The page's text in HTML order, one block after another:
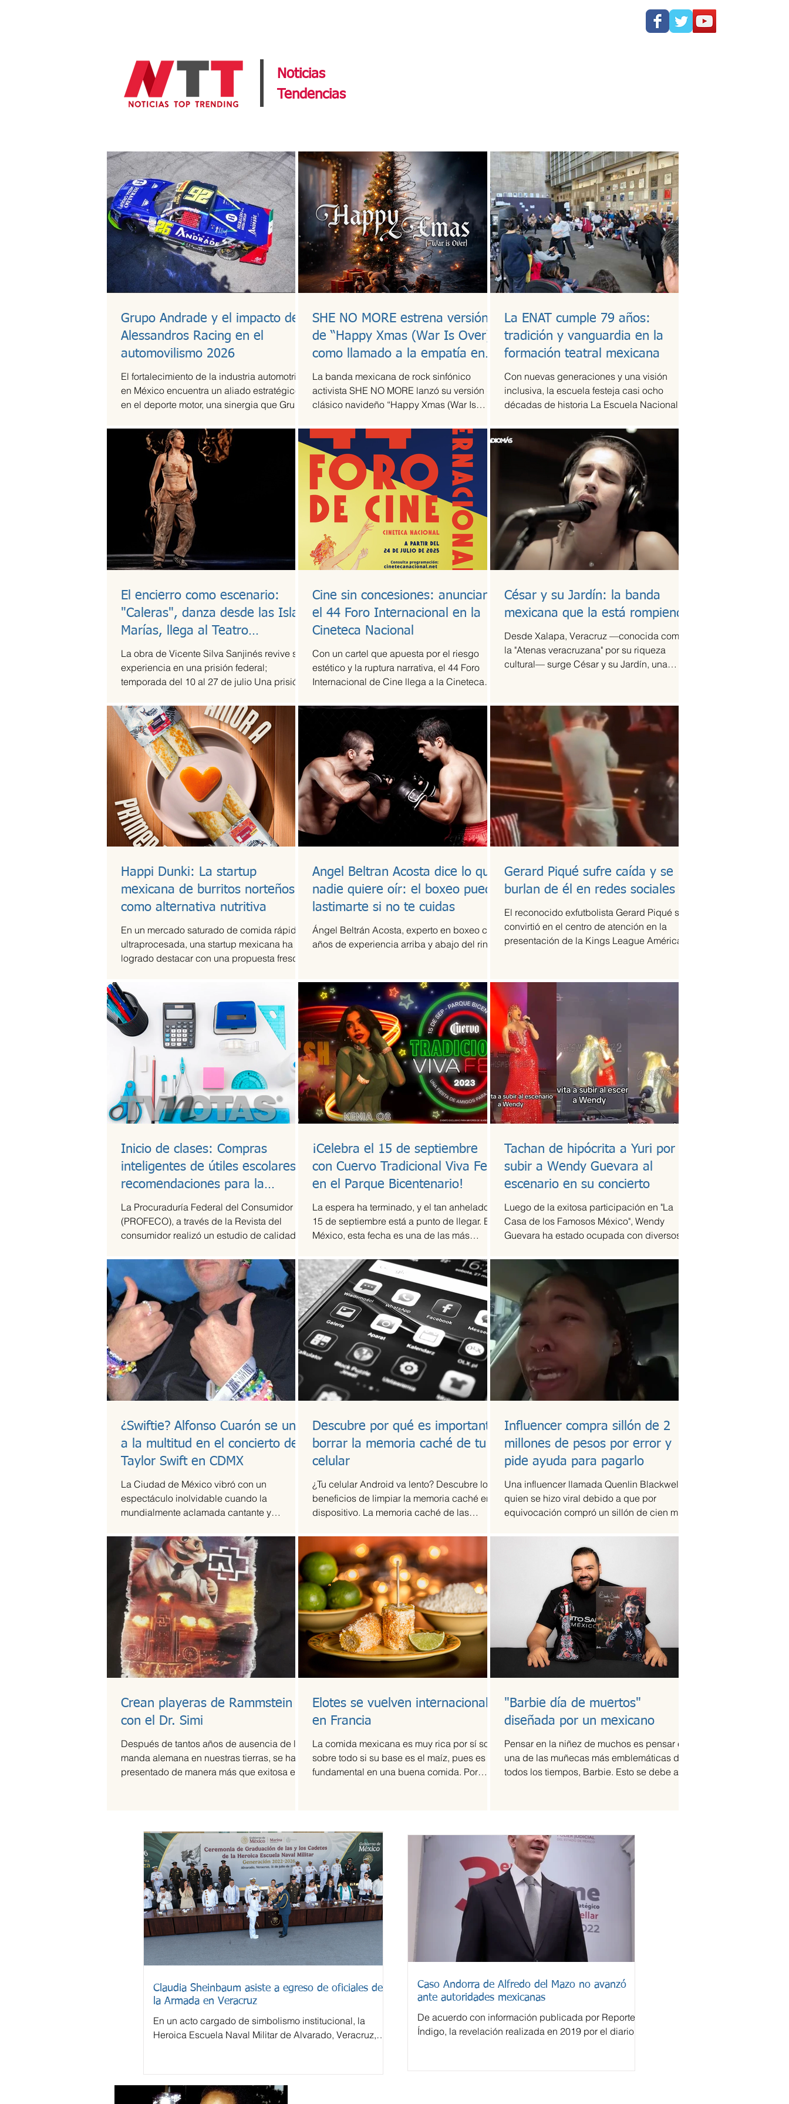
Noticias
Tendencias
Grupo Andrade y el impacto de
Alessandros Racing en el
automovilismo 2026
El fortalecimiento de la industria automotriz
en México encuentra un aliado estratégico
en el deporte motor, una sinergia que Grupo
Alessandros Racing. En el marco de su
centenario, la organización utiliza la alta
competencia para validar su capacidad
técnica y operativa en las pistas más
exigentes del país durante la temporada
SHE NO MORE estrena versión
de “Happy Xmas (War Is Over)”
como llamado a la empatía en
tiempos de guerra
La banda mexicana de rock sinfónico
activista SHE NO MORE lanzó su versión del
clásico navideño “Happy Xmas (War Is
El sencillo transforma el himno pacifista en
un arreglo metal sinfónico que mantiene su
esencia esperanzadora, pero con la
potencia característica del grupo.
La ENAT cumple 79 años:
tradición y vanguardia en la
formación teatral mexicana
Con nuevas generaciones y una visión
inclusiva, la escuela festeja casi ocho
décadas de historia La Escuela Nacional de
El encierro como escenario:
"Caleras", danza desde las Islas
Marías, llega al Teatro
Guillermina Bravo
La obra de Vicente Silva Sanjinés revive su
experiencia en una prisión federal;
temporada del 10 al 27 de julio Una prisión
Cine sin concesiones: anuncian
el 44 Foro Internacional en la
Cineteca Nacional
Con un cartel que apuesta por el riesgo
estético y la ruptura narrativa, el 44 Foro
Internacional de Cine llega a la Cineteca
sólidos para el cine de vanguardia.
César y su Jardín: la banda
mexicana que la está rompiendo
Desde Xalapa, Veracruz —conocida como
la "Atenas veracruzana" por su riqueza
cultural— surge César y su Jardín, una
música de fusión.
Happi Dunki: La startup
mexicana de burritos norteños
como alternativa nutritiva
En un mercado saturado de comida rápida
ultraprocesada, una startup mexicana ha
logrado destacar con una propuesta fresca,
Dunki, la marca de burritos norteños creada
por la emprendedora Camila García-
Castells, que combina tradición culinaria
con innovación y conciencia nutricional.
Angel Beltran Acosta dice lo que
nadie quiere oír: el boxeo puede
lastimarte si no te cuidas
Ángel Beltrán Acosta, experto en boxeo con
años de experiencia arriba y abajo del ring
Gerard Piqué sufre caída y se
burlan de él en redes sociales
El reconocido exfutbolista Gerard Piqué se
convirtió en el centro de atención en la
presentación de la Kings League Américas
Inicio de clases: Compras
inteligentes de útiles escolares y
recomendaciones para la
lonchera
La Procuraduría Federal del Consumidor
(PROFECO), a través de la Revista del
consumidor realizó un estudio de calidad a
¡Celebra el 15 de septiembre
con Cuervo Tradicional Viva Fest
en el Parque Bicentenario!
La espera ha terminado, y el tan anhelado
15 de septiembre está a punto de llegar. En
México, esta fecha es una de las más
Tachan de hipócrita a Yuri por
subir a Wendy Guevara al
escenario en su concierto
Luego de la exitosa participación en "La
Casa de los Famosos México", Wendy
Guevara ha estado ocupada con diversos
¿Swiftie? Alfonso Cuarón se une
a la multitud en el concierto de
Taylor Swift en CDMX
La Ciudad de México vibró con un
espectáculo inolvidable cuando la
mundialmente aclamada cantante y
Descubre por qué es importante
borrar la memoria caché de tu
celular
¿Tu celular Android va lento? Descubre los
beneficios de limpiar la memoria caché en tu
dispositivo. La memoria caché de las
Influencer compra sillón de 2
millones de pesos por error y
pide ayuda para pagarlo
Una influencer llamada Quenlin Blackwell,
quien se hizo viral debido a que por
equivocación compró un sillón de cien mil
Crean playeras de Rammstein
con el Dr. Simi
Después de tantos años de ausencia de la
manda alemana en nuestras tierras, se ha
presentado de manera más que exitosa en
Elotes se vuelven internacionales
en Francia
La comida mexicana es muy rica por sí sola,
sobre todo si su base es el maíz, pues es
fundamental en una buena comida. Por
"Barbie día de muertos"
diseñada por un mexicano
Pensar en la niñez de muchos es pensar en
una de las muñecas más emblemáticas de
todos los tiempos, Barbie. Esto se debe a la
Claudia Sheinbaum asiste a egreso de oficiales de
la Armada en Veracruz
En un acto cargado de simbolismo institucional, la
Heroica Escuela Naval Militar de Alvarado, Veracruz,
Caso Andorra de Alfredo del Mazo no avanzó
ante autoridades mexicanas
De acuerdo con información publicada por Reporte
Índigo, la revelación realizada en 2019 por el diario
derivó en una investigación penal en México, pese a